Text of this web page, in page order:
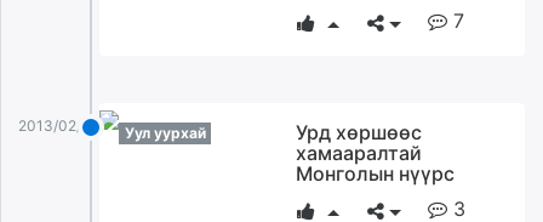
7
2013/02/21 Уул уурхай
Урд хөршөөс
хамааралтай
Монголын нүүрс
3